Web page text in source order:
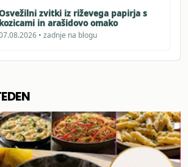
zvitki iz riževega papirja s
kozicami in arašidovo omako
• zadnje na blogu